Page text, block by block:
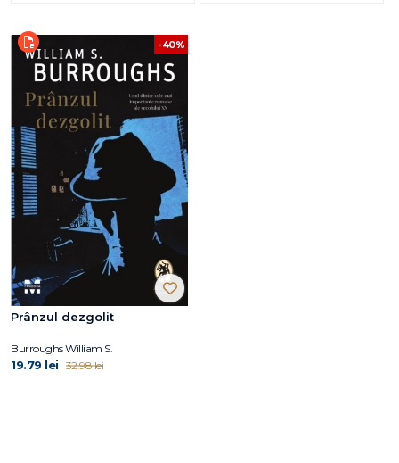
-40%
Prânzul dezgolit
Burroughs William S.
19.79 lei 32.98 lei